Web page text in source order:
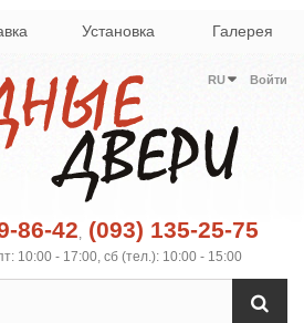
Установка Галерея
Войти
RU
86-42, (093) 135-25-75
10:00 - 17:00, сб (тел.): 10:00 - 15:00